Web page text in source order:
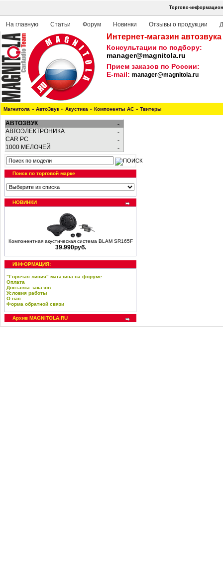
Торгово-
На главную Статьи Форум Новинки Отзывы о продукции
Интернет-магазин
Консультации по подбору:
manager@magnitola.ru
Прием заказов по России:
E-mail: manager@magnitola.ru
Магнитола » АвтоЗвук » Акустика » Компоненты АС » Твитеры
АВТОЗВУК
АВТОЭЛЕКТРОНИКА
CAR PC
1000 МЕЛОЧЕЙ
Поиск по торговой марке
НОВИНКИ
Компонентная акустическая система BLAM SR165F
39.990руб.
ИНФОРМАЦИЯ:
"Горячая линия" магазина на форуме
Оплата
Доставка заказов
Условия работы
О нас
Форма обратной связи
Архив MAGNITOLA.RU